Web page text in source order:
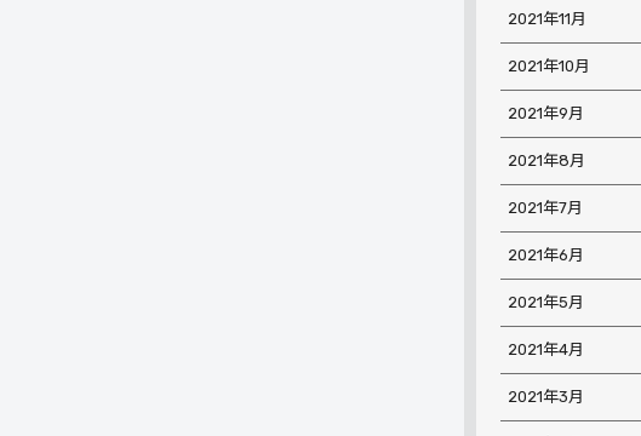
2021年11月
2021年10月
2021年9月
2021年8月
2021年7月
2021年6月
2021年5月
2021年4月
2021年3月